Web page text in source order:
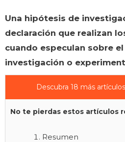
Una hipótesis de
declaración que realizan
cuando especulan sobre
investigación o
Descubra 18 más
No te pierdas estos artículos
Resumen